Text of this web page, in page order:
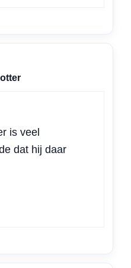
is veel
dat hij daar